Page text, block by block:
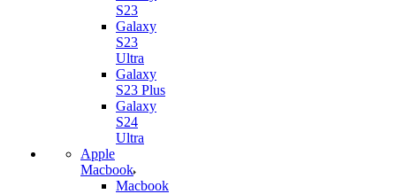
S23
Galaxy
S23
Ultra
Galaxy
S23 Plus
Galaxy
S24
Ultra
Apple
Macbook
Macbook